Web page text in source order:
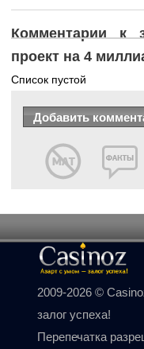
Комментарии к
проект на 4
Список пустой
2009-2026 ©
залог успеха!
Перепечатка